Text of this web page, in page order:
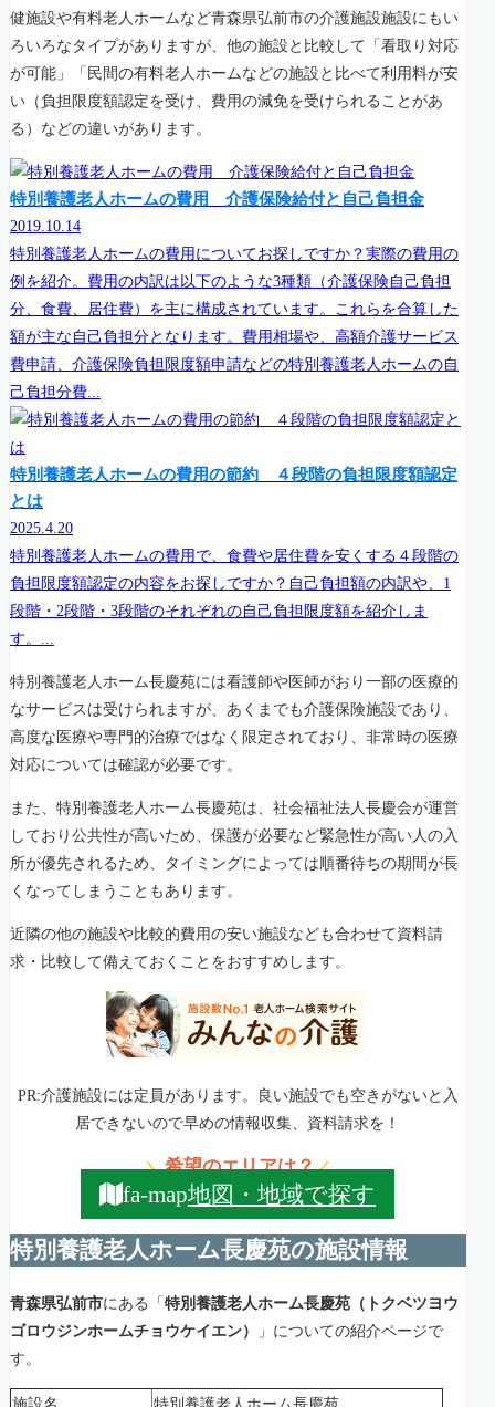
健施設や有料老人ホームなど青森県弘前市の介護施設施設にもい
ろいろなタイプがありますが、他の施設と比較して「看取り対応
が可能」「民間の有料老人ホームなどの施設と比べて利用料が安
い（負担限度額認定を受け、費用の減免を受けられることがあ
る）などの違いがあります。
特別養護老人ホームの費用 介護保険給付と自己負担金
2019.10.14
特別養護老人ホームの費用についてお探しですか？実際の費用の
例を紹介。費用の内訳は以下のような3種類（介護保険自己負担
分、食費、居住費）を主に構成されています。これらを合算した
額が主な自己負担分となります。費用相場や、高額介護サービス
費申請、介護保険負担限度額申請などの特別養護老人ホームの自
己負担分費...
特別養護老人ホームの費用の節約 ４段階の負担限度額認定
とは
2025.4.20
特別養護老人ホームの費用で、食費や居住費を安くする４段階の
負担限度額認定の内容をお探しですか？自己負担額の内訳や、1
段階・2段階・3段階のそれぞれの自己負担限度額を紹介しま
す。...
特別養護老人ホーム長慶苑には看護師や医師がおり一部の医療的
なサービスは受けられますが、あくまでも介護保険施設であり、
高度な医療や専門的治療ではなく限定されており、非常時の医療
対応については確認が必要です。
また、特別養護老人ホーム長慶苑は、社会福祉法人長慶会が運営
しており公共性が高いため、保護が必要など緊急性が高い人の入
所が優先されるため、タイミングによっては順番待ちの期間が長
くなってしまうこともあります。
近隣の他の施設や比較的費用の安い施設なども合わせて資料請
求・比較して備えておくことをおすすめします。
PR:介護施設には定員があります。良い施設でも空きがないと入
居できないので早めの情報収集、資料請求を！
＼希望のエリアは？／
fa-map地図・地域で探す
特別養護老人ホーム長慶苑の施設情報
青森県弘前市にある「 特別養護老人ホーム長慶苑（トクベツヨウ
ゴロウジンホームチョウケイエン）
」についての紹介ページで
す。